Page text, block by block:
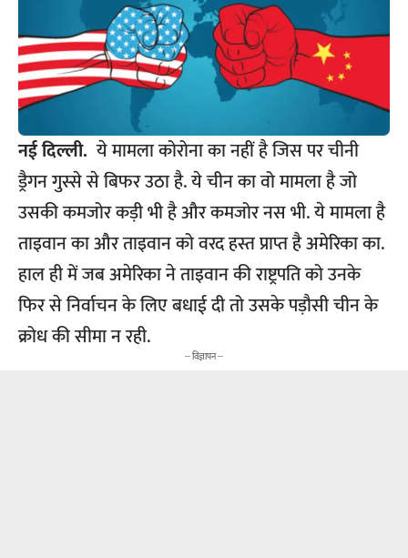
नई दिल्ली. ये मामला कोरोना का नहीं है जिस पर चीनी
ड्रैगन गुस्से से बिफर उठा है. ये चीन का वो मामला है जो
उसकी कमजोर कड़ी भी है और कमजोर नस भी. ये मामला है
ताइवान का और ताइवान को वरद हस्त प्राप्त है अमेरिका का.
हाल ही में जब अमेरिका ने ताइवान की राष्ट्रपति को उनके
फिर से निर्वाचन के लिए बधाई दी तो उसके पड़ौसी चीन के
क्रोध की सीमा न रही.
-- विज्ञापन --